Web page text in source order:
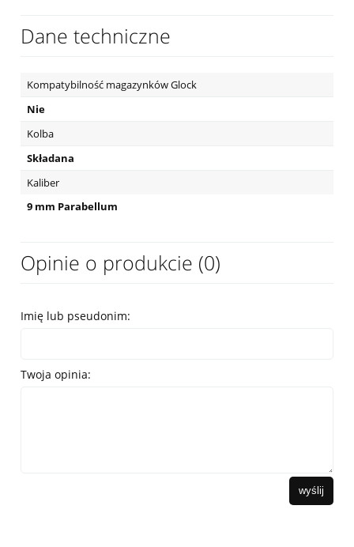
Dane techniczne
Kompatybilność magazynków Glock
Nie
Kolba
Składana
Kaliber
9 mm Parabellum
Opinie o produkcie (0)
Imię lub pseudonim:
Twoja opinia:
wyślij